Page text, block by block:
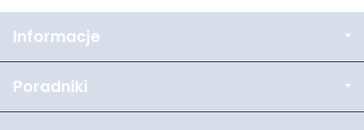
Informacje
Poradniki